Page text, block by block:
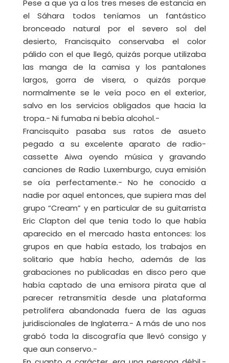
Pese a que ya a los tres meses de estancia en
el Sáhara todos teníamos un fantástico
bronceado natural por el severo sol del
desierto, Francisquito conservaba el color
pálido con el que llegó, quizás porque utilizaba
las manga de la camisa y los pantalones
largos, gorra de visera, o quizás porque
normalmente se le veía poco en el exterior,
salvo en los servicios obligados que hacia la
tropa.- Ni fumaba ni bebía alcohol.-
Francisquito pasaba sus ratos de asueto
pegado a su excelente aparato de radio-
cassette Aiwa oyendo música y gravando
canciones de Radio Luxemburgo, cuya emisión
se oía perfectamente.- No he conocido a
nadie por aquel entonces, que supiera mas del
grupo “Cream” y en particular de su guitarrista
Eric Clapton del que tenia todo lo que había
aparecido en el mercado hasta entonces: los
grupos en que había estado, los trabajos en
solitario que había hecho, además de las
grabaciones no publicadas en disco pero que
había captado de una emisora pirata que al
parecer retransmitía desde una plataforma
petrolífera abandonada fuera de las aguas
juridiscionales de Inglaterra.- A más de uno nos
grabó toda la discografía que llevó consigo y
que aun conservo.-